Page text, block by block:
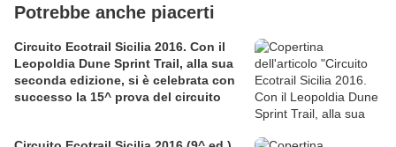
Potrebbe anche piacerti
Circuito Ecotrail Sicilia 2016. Con il
Leopoldia Dune Sprint Trail, alla sua
seconda edizione, si è celebrata con
successo la 15^ prova del circuito